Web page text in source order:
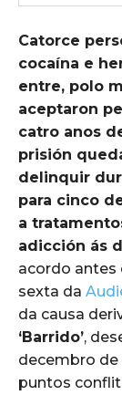
Catorce
cocaína e
entre, polo
aceptaron
catro anos
prisión
delinquir
para cinco
a
adicción ás
acordo antes
sexta da
da causa
‘Barrido’,
decembro de
puntos